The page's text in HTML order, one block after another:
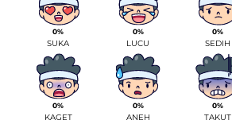
0%
SUKA
0%
LUCU
0%
SEDIH
0%
KAGET
0%
ANEH
0%
TAKUT